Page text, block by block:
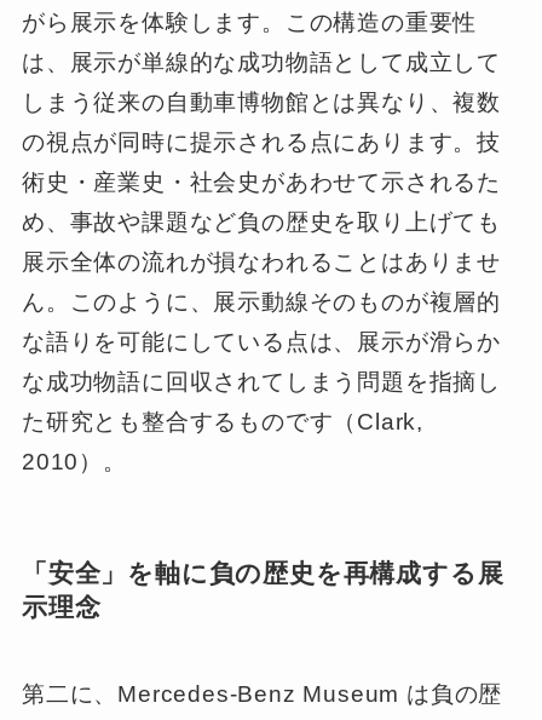
がら展示を体験します。この構造の重要性
は、展示が単線的な成功物語として成立して
しまう従来の自動車博物館とは異なり、複数
の視点が同時に提示される点にあります。技
術史・産業史・社会史があわせて示されるた
め、事故や課題など負の歴史を取り上げても
展示全体の流れが損なわれることはありませ
ん。このように、展示動線そのものが複層的
な語りを可能にしている点は、展示が滑らか
な成功物語に回収されてしまう問題を指摘し
た研究とも整合するものです（Clark,
2010）。
「安全」を軸に負の歴史を再構成する展
示理念
第二に、Mercedes-Benz Museum は負の歴